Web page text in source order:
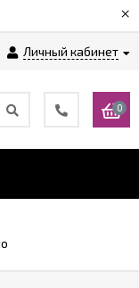
×
Личный кабинет
0